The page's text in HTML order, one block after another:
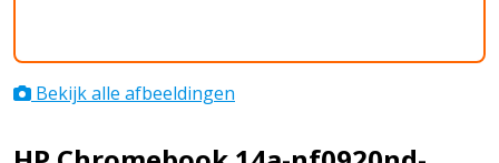
Bekijk alle afbeeldingen